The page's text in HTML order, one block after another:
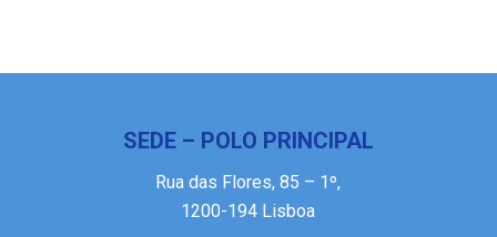
SEDE – POLO PRINCIPAL
Rua das Flores, 85 – 1º,
1200-194 Lisboa